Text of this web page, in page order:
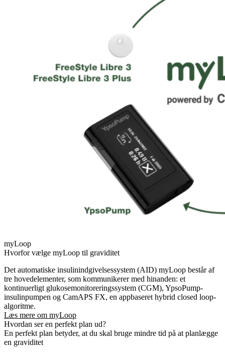
myLoop
Hvorfor vælge myLoop til graviditet
Det automatiske insulinindgivelsessystem (AID) myLoop består af
tre hovedelementer, som kommunikerer med hinanden: et
kontinuerligt glukosemonitoreringssystem (CGM), YpsoPump-
insulinpumpen og CamAPS FX, en appbaseret hybrid closed loop-
algoritme.
Læs mere om myLoop
Hvordan ser en perfekt plan ud?
En perfekt plan betyder, at du skal bruge mindre tid på at planlægge
en graviditet